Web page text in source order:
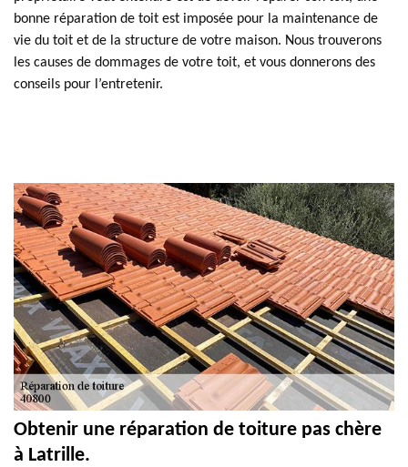
bonne réparation de toit est imposée pour la maintenance de
vie du toit et de la structure de votre maison. Nous trouverons
les causes de dommages de votre toit, et vous donnerons des
conseils pour l’entretenir.
Obtenir une réparation de toiture pas chère
à Latrille.